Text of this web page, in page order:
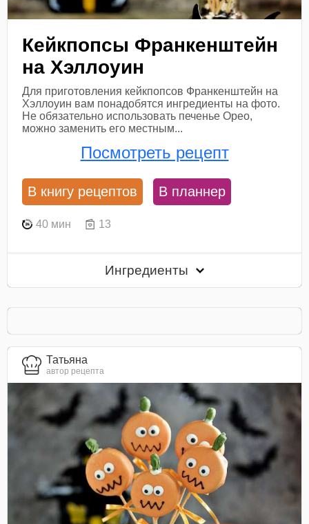
Кейкпопсы Франкенштейн
на Хэллоуин
Для приготовления кейкпопсов Франкенштейн на
Хэллоуин вам понадобятся ингредиенты на фото.
Не обязательно использовать печенье Орео,
можно заменить его местным...
Посмотреть рецепт
В книгу рецептов В планнер
40 мин 13
Ингредиенты
Татьяна
автор рецепта